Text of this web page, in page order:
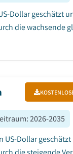
Dollar geschätzt
die wachsende
:2026-2035
Dollar